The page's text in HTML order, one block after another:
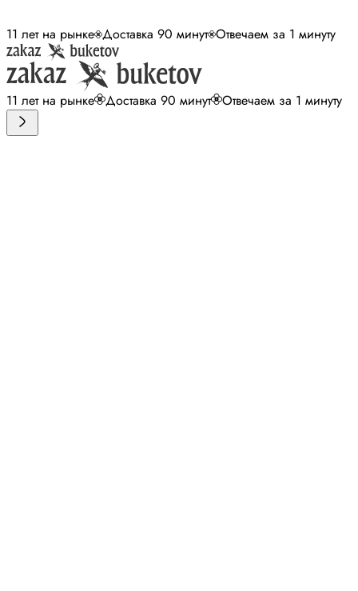
11 лет на рынке Доставка 90 минут Отвечаем за 1 минуту
11 лет на рынке Доставка 90 минут Отвечаем за 1 минуту